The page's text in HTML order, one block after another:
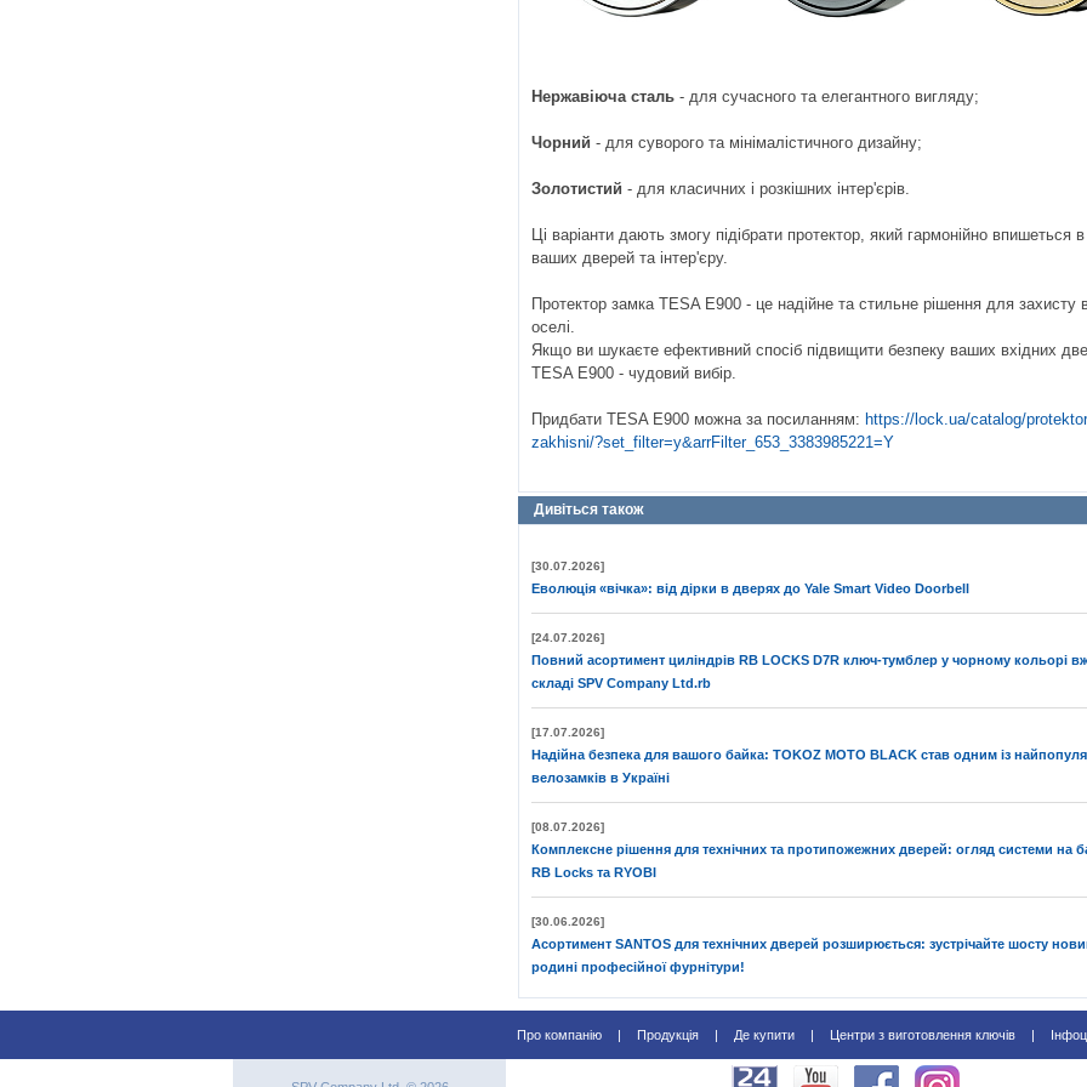
Нержавіюча сталь - для сучасного та елегантного вигляду;
Чорний - для суворого та мінімалістичного дизайну;
Золотистий - для класичних і розкішних інтер'єрів.
Ці варіанти дають змогу підібрати протектор, який гармонійно впишеться
ваших дверей та інтер'єру.
Протектор замка TESA E900 - це надійне та стильне рішення для захисту
оселі.
Якщо ви шукаєте ефективний спосіб підвищити безпеку ваших вхідних
TESA E900 - чудовий вибір.
Придбати TESA E900 можна за посиланням: https://lock.ua/catalog/
zakhisni/?set_filter=y&arrFilter_653_3383985221=Y
Дивіться також
[30.07.2026]
Еволюція «вічка»: від дірки в дверях до Yale Smart Video Doorbell
[24.07.2026]
Повний асортимент циліндрів RB LOCKS D7R ключ-тумблер у чорному кольорі
складі SPV Company Ltd.rb
[17.07.2026]
Надійна безпека для вашого байка: TOKOZ MOTO BLACK став одним із
велозамків в Україні
[08.07.2026]
Комплексне рішення для технічних та протипожежних дверей: огляд системи на
RB Locks та RYOBI
[30.06.2026]
Асортимент SANTOS для технічних дверей розширюється: зустрічайте шосту
родині професійної фурнітури!
Про компанію Продукція Де купити Центри з виготовлення ключів